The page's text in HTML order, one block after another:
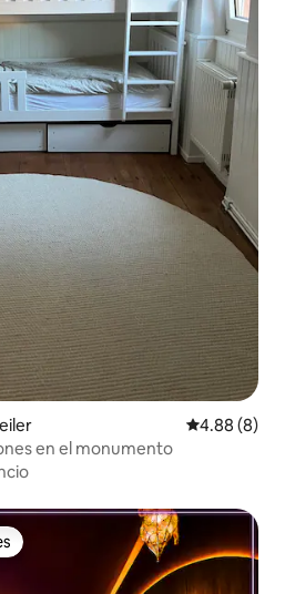
Calificación
4.88 (8)
en el monumento